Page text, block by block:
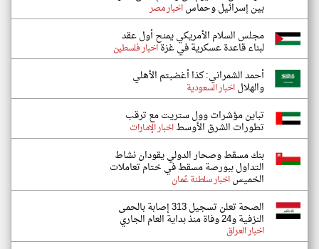
بين إسرائيل وحماساخبار مصر
مجلس السلام الأمريكي يمنح أول عقد
لبناء قاعدة عسكرية في غزةاخبار فلسطين
أحمد الشمراني: كذا أغضبتم الأهلي
والهلالاخبار السعودية
تباين مؤشرات وول ستريت مع ترقب
تطورات الشرق الأوسطاخبار الإمارات
بنك مسقط وصحار الدولي يقودان نشاط
التداول ببورصة مسقط في ختام تعاملات
الخميساخبار سلطنة عُمان
الصحة تعلن تسجيل 313 إصابة بالحمى
النزفية و24 وفاة منذ بداية العام الجاري
اخبار العراق